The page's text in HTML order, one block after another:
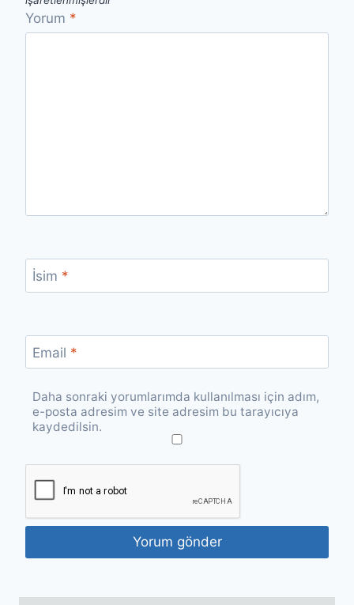
Yorum *
İsim *
Email *
Daha sonraki yorumlarımda kullanılması için adım,
e-posta adresim ve site adresim bu tarayıcıya
kaydedilsin.